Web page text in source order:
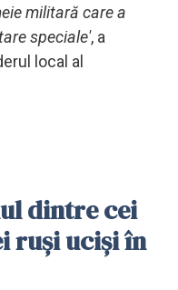
militară care a
speciale', a
local al
dintre cei
ruși uciși în